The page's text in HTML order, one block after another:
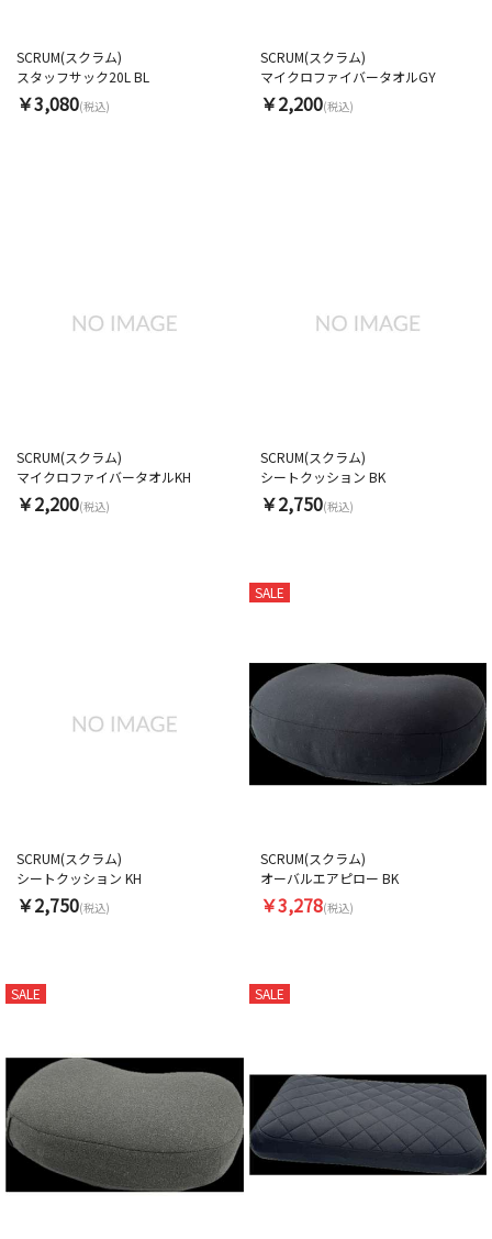
SCRUM(スクラム)
スタッフサック20L BL
￥3,080(税込)
SCRUM(スクラム)
マイクロファイバータオルGY
￥2,200(税込)
SCRUM(スクラム)
マイクロファイバータオルKH
￥2,200(税込)
SCRUM(スクラム)
シートクッション BK
￥2,750(税込)
SCRUM(スクラム)
シートクッション KH
￥2,750(税込)
SALE
SCRUM(スクラム)
オーバルエアピロー BK
￥3,278(税込)
SALE SALE